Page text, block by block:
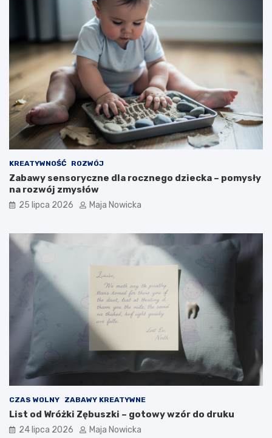
KREATYWNOŚĆ ROZWÓJ
Zabawy sensoryczne dla rocznego dziecka – pomysły
na rozwój zmysłów
25 lipca 2026 Maja Nowicka
CZAS WOLNY ZABAWY KREATYWNE
List od Wróżki Zębuszki – gotowy wzór do druku
24 lipca 2026 Maja Nowicka